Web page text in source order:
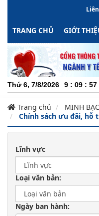
TRANG CHỦ GIỚI
Thứ 6, 7/8/2026 9 : 09 : 57
CHUYÊN
Trang chủ
MINH
Chính sách ưu đãi, hỗ
Lĩnh vực
Loại văn bản:
Ngày ban hành: